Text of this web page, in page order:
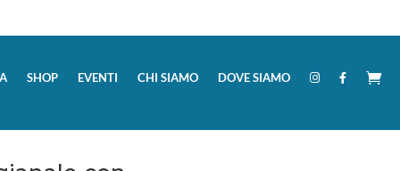
SHOP EVENTI CHI SIAMO DOVE SIAMO